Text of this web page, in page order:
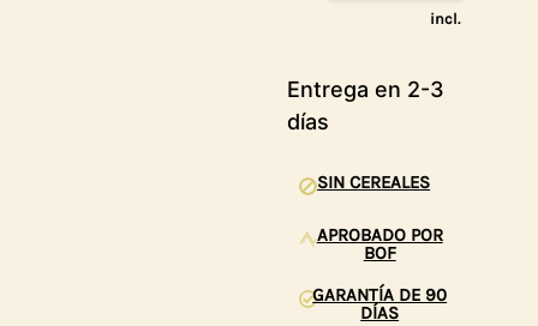
incl.
Entrega en 2-3
días
SIN CEREALES
APROBADO POR
BOF
GARANTÍA DE 90
DÍAS